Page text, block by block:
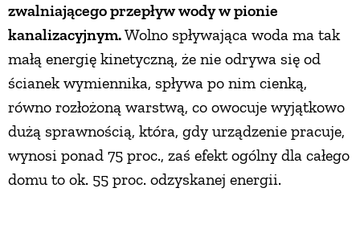
zwalniającego przepływ wody w pionie
kanalizacyjnym.Wolno spływająca woda ma tak
małą energię kinetyczną, że nie odrywa się od
ścianek wymiennika, spływa po nim cienką,
równo rozłożoną warstwą, co owocuje wyjątkowo
dużą sprawnością, która, gdy urządzenie pracuje,
wynosi ponad 75 proc., zaś efekt ogólny dla całego
domu to ok. 55 proc. odzyskanej energii.
ZWYCZAJE
ZRÓB TO SAM
PRZEPISY
ŚNIADANIA